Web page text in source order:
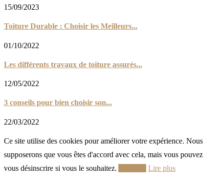
15/09/2023
Toiture Durable : Choisir les Meilleurs...
01/10/2022
Les différents travaux de toiture assurés...
12/05/2022
3 conseils pour bien choisir son...
22/03/2022
Ce site utilise des cookies pour améliorer votre expérience. Nous
supposerons que vous êtes d'accord avec cela, mais vous pouvez
vous désinscrire si vous le souhaitez.
Lire plus